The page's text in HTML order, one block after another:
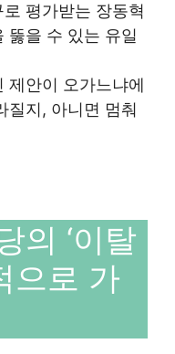
평가받는 장동혁
뚫을 수 있는 유일
제안이 오가느냐에
질지, 아니면 멈춰
의 ‘이탈
으로 가